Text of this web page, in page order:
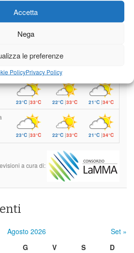
Accetta
Nega
le preferenze
PolicyPrivacy Policy
Sabato
23°C| 36°C 22°C
23°C|33°C 22°C|33°C 21°C |34°C
23°C|33°C 22°C|33°C 21°C |34°C
a cura di:
Agosto 2026
Set »
G V S
D